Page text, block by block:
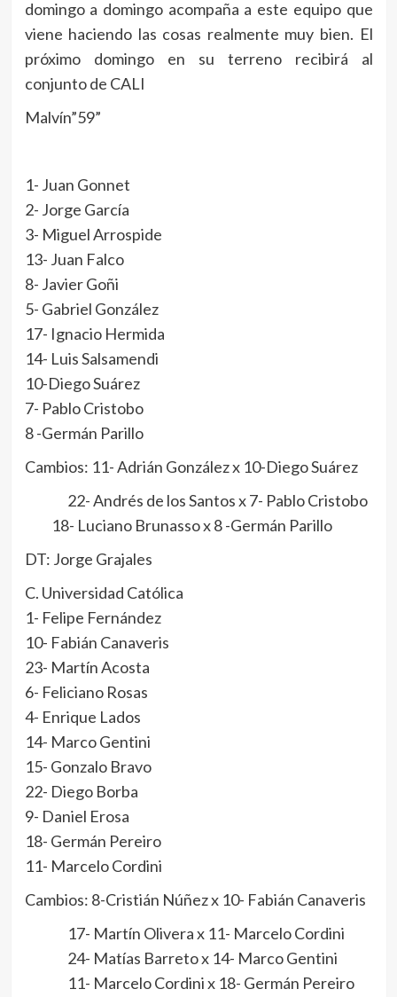
domingo a domingo acompaña a este equipo que
viene haciendo las cosas realmente muy bien. El
próximo domingo en su terreno recibirá al
conjunto de CALI
Malvín”59”
1- Juan Gonnet
2- Jorge García
3- Miguel Arrospide
13- Juan Falco
8- Javier Goñi
5- Gabriel González
17- Ignacio Hermida
14- Luis Salsamendi
10-Diego Suárez
7- Pablo Cristobo
8 -Germán Parillo
Cambios: 11- Adrián González x 10-Diego Suárez
22- Andrés de los Santos x 7- Pablo Cristobo
18- Luciano Brunasso x 8 -Germán Parillo
DT: Jorge Grajales
C. Universidad Católica
1- Felipe Fernández
10- Fabián Canaveris
23- Martín Acosta
6- Feliciano Rosas
4- Enrique Lados
14- Marco Gentini
15- Gonzalo Bravo
22- Diego Borba
9- Daniel Erosa
18- Germán Pereiro
11- Marcelo Cordini
Cambios: 8-Cristián Núñez x 10- Fabián Canaveris
17- Martín Olivera x 11- Marcelo Cordini
24- Matías Barreto x 14- Marco Gentini
11- Marcelo Cordini x 18- Germán Pereiro